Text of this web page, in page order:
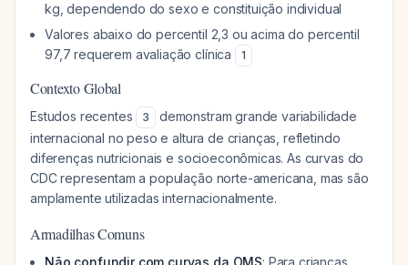
kg, dependendo do sexo e constituição individual
Valores abaixo do percentil 2,3 ou acima do percentil
97,7 requerem avaliação clínica
1
Contexto Global
Estudos recentes 3
demonstram grande variabilidade
internacional no peso e altura de crianças, refletindo
diferenças nutricionais e socioeconômicas. As curvas do
CDC representam a população norte-americana, mas são
amplamente utilizadas internacionalmente.
Armadilhas Comuns
Não confundir com curvas da OMS: Para crianças